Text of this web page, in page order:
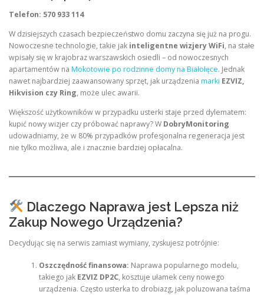
Telefon: 570 933 114
W dzisiejszych czasach bezpieczeństwo domu zaczyna się już na progu.
Nowoczesne technologie, takie jak inteligentne wizjery WiFi, na stałe
wpisały się w krajobraz warszawskich osiedli – od nowoczesnych
apartamentów na Mokotowie po rodzinne domy na Białołęce. Jednak
nawet najbardziej zaawansowany sprzęt, jak urządzenia marki EZVIZ,
Hikvision czy Ring, może ulec awarii.
Większość użytkowników w przypadku usterki staje przed dylematem:
kupić nowy wizjer czy próbować naprawy? W DobryMonitoring
udowadniamy, że w 80% przypadków profesjonalna regeneracja jest
nie tylko możliwa, ale i znacznie bardziej opłacalna.
Dlaczego Naprawa jest Lepsza niż
Zakup Nowego Urządzenia?
Decydując się na serwis zamiast wymiany, zyskujesz potrójnie:
Oszczędność finansowa: Naprawa popularnego modelu,
takiego jak EZVIZ DP2C, kosztuje ułamek ceny nowego
urządzenia. Często usterka to drobiazg, jak poluzowana taśma